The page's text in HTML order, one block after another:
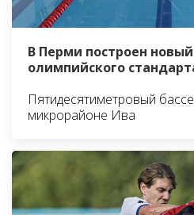
В Перми построен новый
олимпийского
Пятидесятиметровый
микрорайоне Ива